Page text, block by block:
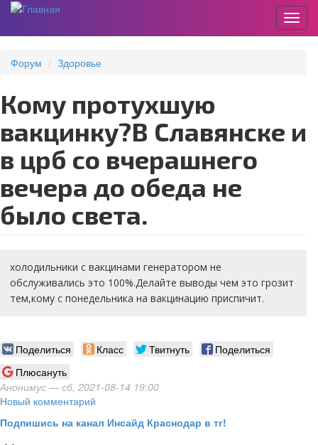
основному
Форум Здоровье
Кому протухшую
вакцинку?В Славянске и
в црб со вчерашнего
вечера до обеда не
было света.
холодильники с вакцинами генератором не
обслуживались это 100%.Делайте выводы чем это грозит
тем,кому с понедельника на вакцинацию приспичит.
Поделиться Класс Твитнуть
Поделиться
Плюсануть
Анонимус — сб, 2021-08-14 19:00
Новый комментарий
Подпишись на канал Инсайд Краснодар в тг!